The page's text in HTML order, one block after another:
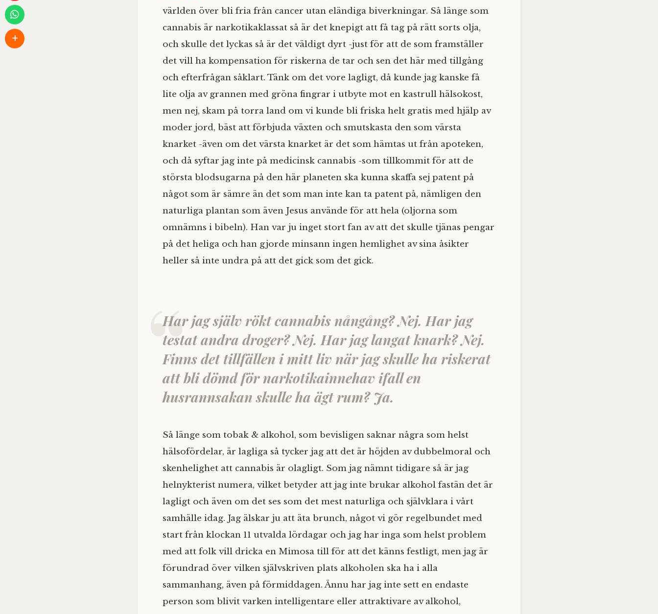
världen över bli fria från cancer utan eländiga biverkningar. Så länge som
cannabis är narkotikaklassat så är det knepigt att få tag på rätt sorts olja,
och skulle det lyckas så är det väldigt dyrt -just för att de som framställer
det vill ha kompensation för riskerna de tar och sen det här med tillgång
och efterfrågan såklart. Tänk om det vore lagligt, då kunde jag kanske få
lite olja av grannen med gröna fingrar i utbyte mot en kastrull hälsokost,
men nej, skam på torra land om vi kunde bli friska helt gratis med hjälp av
moder jord, bäst att förbjuda växten och smutskasta den som värsta
knarket -även om det värsta knarket är det som hämtas ut från apoteken,
och då syftar jag inte på medicinsk cannabis -som tillkommit för att de
största blodsugarna på den här planeten ska kunna skaffa sej patent på
något som är sämre än det som man inte kan ta patent på, nämligen den
naturliga plantan som även Jesus använde för att hela (oljorna som
omnämns i bibeln). Han var ju inget stort fan av att det skulle tjänas pengar
på det heliga och han gjorde minsann ingen hemlighet av sina åsikter
heller så inte undra på att det gick som det gick.
Har jag själv rökt cannabis nångång? Nej. Har jag
testat andra droger? Nej. Har jag langat knark? Nej.
Finns det tillfällen i mitt liv när jag skulle ha riskerat
att bli dömd för narkotikainnehav ifall en
husrannsakan skulle ha ägt rum? Ja.
Så länge som tobak & alkohol, som bevisligen saknar några som helst
hälsofördelar, är lagliga så tycker jag att det är höjden av dubbelmoral och
skenhelighet att cannabis är olagligt. Som jag nämnt tidigare så är jag
helnykterist numera, vilket betyder att jag inte brukar alkohol fastän det är
lagligt och även om det ses som det mest naturliga och självklara i vårt
samhälle idag. Jag älskar ju att äta brunch, något vi gör regelbundet med
start från klockan 11 utvalda lördagar och jag har inga som helst problem
med att folk vill dricka en Mimosa till för att det känns festligt, men jag är
förundrad över vilken självskriven plats alkoholen ska ha i alla
sammanhang, även på förmiddagen. Ännu har jag inte sett en endaste
person som blivit varken intelligentare eller attraktivare av alkohol,